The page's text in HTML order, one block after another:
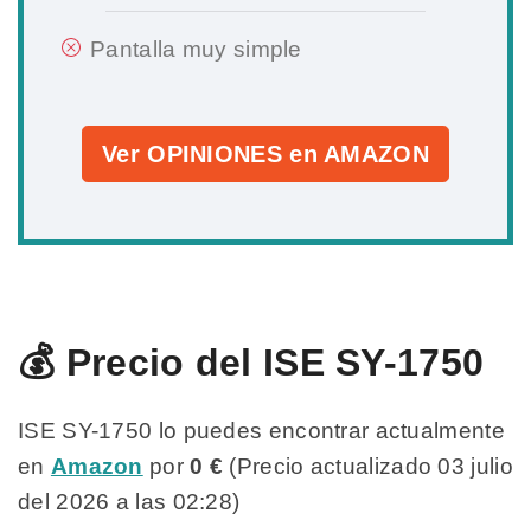
Pantalla muy simple
Ver OPINIONES en AMAZON
💰 Precio del ISE SY-1750
ISE SY-1750 lo puedes encontrar actualmente
en Amazon por0 € (Precio actualizado 03 julio
del 2026 a las 02:28)